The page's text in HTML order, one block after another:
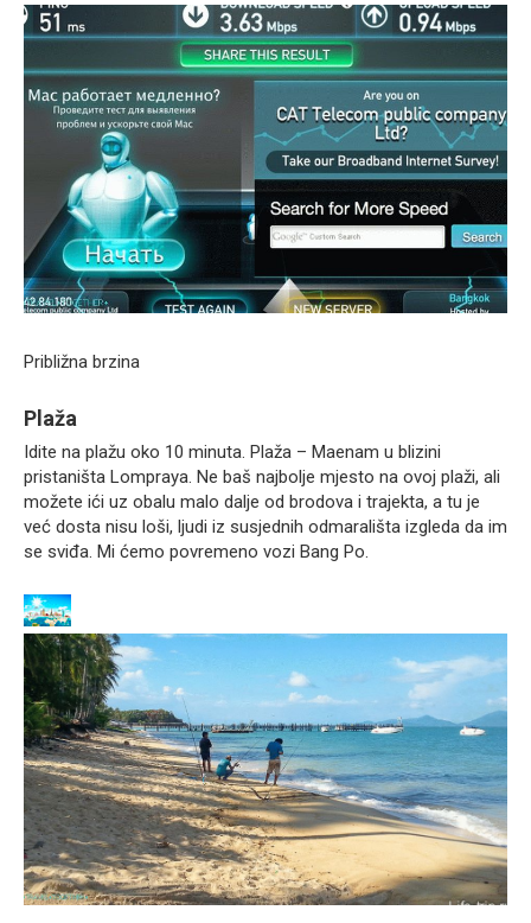
Približna brzina
Plaža
Idite na plažu oko 10 minuta. Plaža – Maenam u blizini
pristaništa Lompraya. Ne baš najbolje mjesto na ovoj plaži, ali
možete ići uz obalu malo dalje od brodova i trajekta, a tu je
već dosta nisu loši, ljudi iz susjednih odmarališta izgleda da im
se sviđa. Mi ćemo povremeno vozi Bang Po.